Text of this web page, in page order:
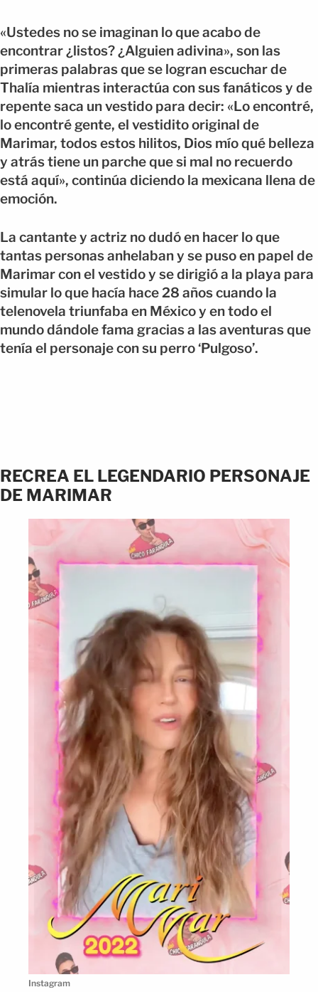
«Ustedes no se imaginan lo que acabo de
encontrar ¿listos? ¿Alguien adivina», son las
primeras palabras que se logran escuchar de
Thalía mientras interactúa con sus fanáticos y de
repente saca un vestido para decir: «Lo encontré,
lo encontré gente, el vestidito original de
Marimar, todos estos hilitos, Dios mío qué belleza
y atrás tiene un parche que si mal no recuerdo
está aquí», continúa diciendo la mexicana llena de
emoción.
La cantante y actriz no dudó en hacer lo que
tantas personas anhelaban y se puso en papel de
Marimar con el vestido y se dirigió a la playa para
simular lo que hacía hace 28 años cuando la
telenovela triunfaba en México y en todo el
mundo dándole fama gracias a las aventuras que
tenía el personaje con su perro ‘Pulgoso’.
RECREA EL LEGENDARIO PERSONAJE
DE MARIMAR
Instagram